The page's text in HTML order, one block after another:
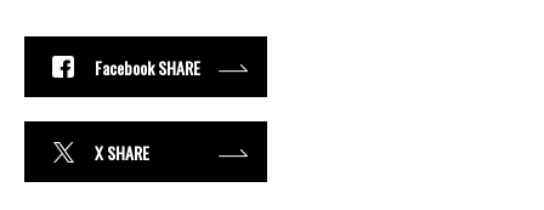
Facebook SHARE
X SHARE